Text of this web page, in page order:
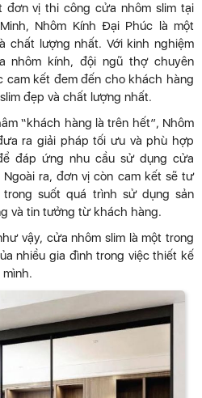
đơn vị thi công cửa nhôm slim tại
Nhôm Kính Đại Phúc là một
chất lượng nhất. Với kinh nghiệm
nhôm kính, đội ngũ thợ chuyên
cam kết đem đến cho khách hàng
đẹp và chất lượng nhất.
“khách hàng là trên hết”, Nhôm
ra giải pháp tối ưu và phù hợp
đáp ứng nhu cầu sử dụng cửa
ra, đơn vị còn cam kết sẽ tư
suốt quá trình sử dụng sản
và tin tưởng từ khách hàng.
vậy, cửa nhôm slim là một trong
nhiều gia đình trong việc thiết kế